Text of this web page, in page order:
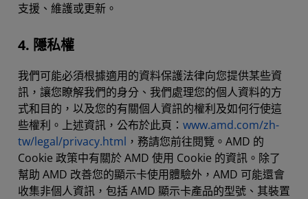
支援、維護或更新。
4. 隱私權
我們可能必須根據適用的資料保護法律向您提供某些資
訊，讓您瞭解我們的身分、我們處理您的個人資料的方
式和目的，以及您的有關個人資訊的權利及如何行使這
些權利。上述資訊，公布於此頁： www.amd.com/zh-
tw/legal/privacy.html ，務請您前往閱覽。AMD 的
Cookie 政策中有關於 AMD 使用 Cookie 的資訊。除了
幫助 AMD 改善您的顯示卡使用體驗外，AMD 可能還會
收集非個人資訊，包括 AMD 顯示卡產品的型號、其裝置